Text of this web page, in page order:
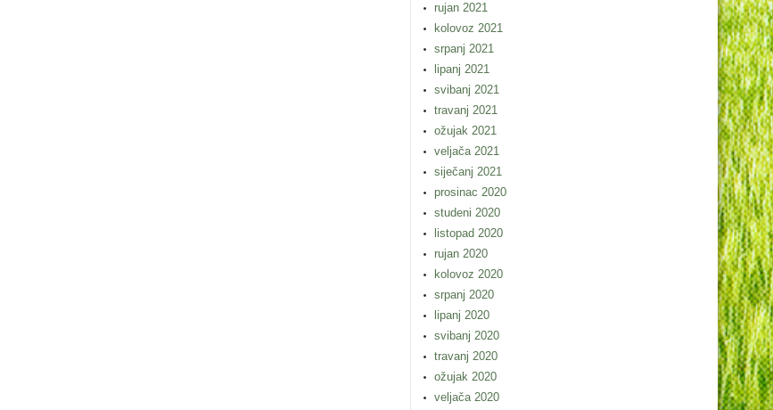
rujan 2021
kolovoz 2021
srpanj 2021
lipanj 2021
svibanj 2021
travanj 2021
ožujak 2021
veljača 2021
siječanj 2021
prosinac 2020
studeni 2020
listopad 2020
rujan 2020
kolovoz 2020
srpanj 2020
lipanj 2020
svibanj 2020
travanj 2020
ožujak 2020
veljača 2020